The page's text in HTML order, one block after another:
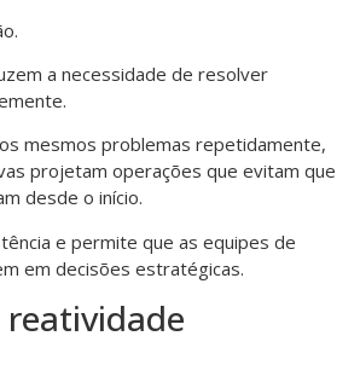
a necessidade de resolver
mesmos problemas repetidamente,
projetam operações que evitam que
desde o início.
e permite que as equipes de
em decisões estratégicas.
reatividade